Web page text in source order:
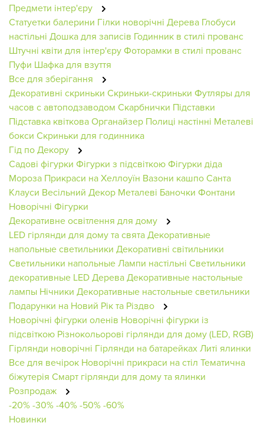
Предмети інтер'єру
Статуетки балерини Гілки новорічні Дерева Глобуси
настільні Дошка для записів Годинник в стилі прованс
Штучні квіти для інтер'єруФоторамки в стилі прованс
Пуфи Шафка для взуття
Все для зберігання
Декоративні скриньки Скриньки-скриньки Футляры для
часов с автоподзаводом Скарбнички Підставки
Підставка квітковаОрганайзер Полиці настінні Металеві
бокси Скриньки для годинника
Гід по Декору
Садові фігурки Фігурки з підсвіткоюФігурки діда
Мороза Прикраси на Хеллоуїн Вазони кашпоСанта
Клауси Весільний Декор Металеві Баночки Фонтани
Новорічні Фігурки
Декоративне освітлення для дому
LED гірлянди для дому та святаДекоративные
напольные светильники Декоративні світильники
Светильники напольныеЛампи настільні Светильники
декоративные LED ДереваДекоративные настольные
лампы Нічники Декоративные настольные светильники
Подарунки на Новий Рік та Різдво
Новорічні фігурки оленів Новорічні фігурки із
підсвіткою Різнокольорові гірлянди для дому (LED, RGB)
Гірлянди новорічні Гірлянди на батарейкахЛиті ялинки
Все для вечірок Новорічні прикраси на стіл Тематична
біжутерія Смарт гірлянди для дому та ялинки
Розпродаж
-20%-30%-40%-50%-60%
Новинки